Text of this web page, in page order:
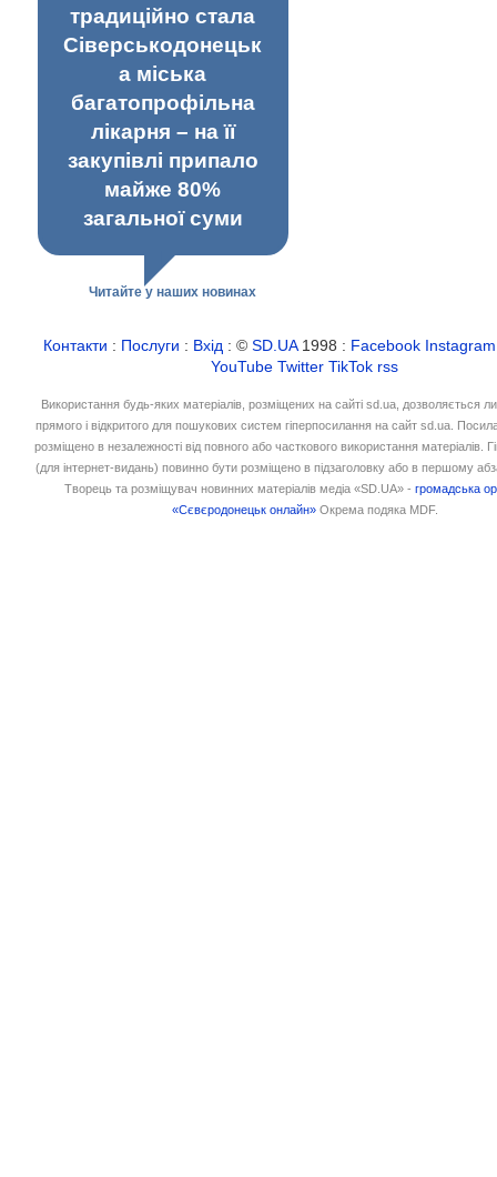
традиційно стала
Сіверськодонецьк
а міська
багатопрофільна
лікарня – на її
закупівлі припало
майже 80%
загальної суми
Читайте у наших новинах
Контакти : Послуги : Вхід : ©SD.UA1998 : Facebook Instagram
YouTube Twitter TikTok rss
Використання будь-яких матеріалів, розміщених на сайті sd.ua, дозволяється
прямого і відкритого для пошукових систем гіперпосилання на сайт sd.ua.
розміщено в незалежності від повного або часткового використання матеріалів.
(для інтернет-видань) повинно бути розміщено в підзаголовку або в першому
Творець та розміщувач новинних матеріалів медіа «SD.UA» -громадська
«Сєвєродонецьк онлайн» Окрема подяка MDF.